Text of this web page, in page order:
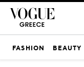
FASHION BEAUTY